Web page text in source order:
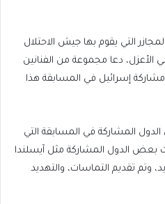
التي يقوم بها جيش الاحتلال
دعا مجموعة من الفنانين
إسرائيل في المسابقة هذا
المشاركة في المسابقة التي
بعض الدول المشاركة مثل آيسلندا
وتم تقديم التماسات، والتهديد